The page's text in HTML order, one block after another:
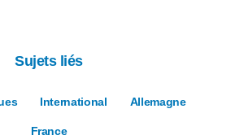
Sujets liés
International Allemagne
France